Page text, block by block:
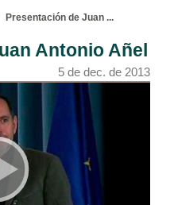
Presentación de Juan ...
Antonio Añel
5 de dec. de 2013